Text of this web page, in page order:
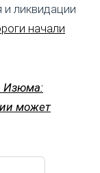
и ликвидации
начали
Изюма:
может